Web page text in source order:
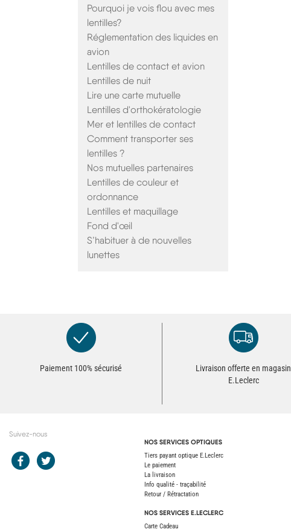
Pourquoi je vois flou avec mes
lentilles?
Réglementation des liquides en
avion
Lentilles de contact et avion
Lentilles de nuit
Lire une carte mutuelle
Lentilles d'orthokératologie
Mer et lentilles de contact
Comment transporter ses
lentilles ?
Nos mutuelles partenaires
Lentilles de couleur et
ordonnance
Lentilles et maquillage
Fond d'œil
S’habituer à de nouvelles
lunettes
Paiement 100% sécurisé
Livraison offerte en magasin
E.Leclerc
Suivez-nous
Redirection vers le compte Facebook E.Leclerc
Redirection vers le compte Twitter E.Leclerc
NOS SERVICES OPTIQUES
Tiers payant optique E.Leclerc
Le paiement
La livraison
Info qualité - traçabilité
Retour / Rétractation
NOS SERVICES E.LECLERC
Carte Cadeau